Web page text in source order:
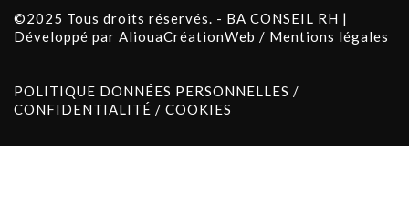
©2025 Tous droits réservés. - BA CONSEIL RH |
Développé par AliouaCréationWeb / Mentions légales
POLITIQUE DONNÉES PERSONNELLES /
CONFIDENTIALITÉ / COOKIES